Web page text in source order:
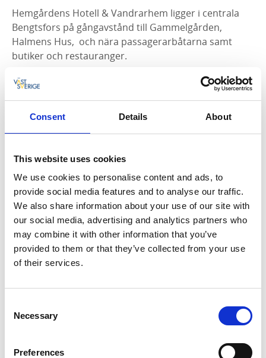
Consent Details About
This website uses cookies
We use cookies to personalise content and ads, to
provide social media features and to analyse our traffic.
We also share information about your use of our site with
our social media, advertising and analytics partners who
may combine it with other information that you’ve
provided to them or that they’ve collected from your use
of their services.
Selection
Necessary
Preferences
Hemgårdens Hotell & Vandrarhem ligger i centrala
Bengtsfors på gångavstånd till Gammelgården,
Halmens Hus, och nära passagerarbåtarna samt
butiker och restauranger.
Rumshotell och vandrarhem
Alla rum har nya sängar, inga våningssängar. Här kan
du bo i enkelrum, två- eller fyrbäddsrum. Det finns ett
mysigt TV-rum och rymligt kök för självhushåll.
få frukost serverad.